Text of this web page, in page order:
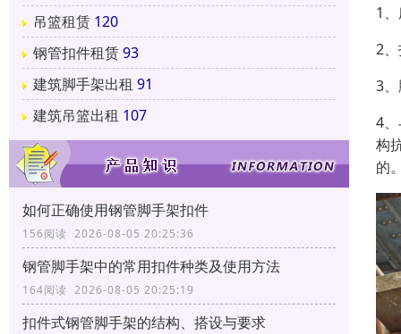
吊篮租赁 120
钢管扣件租赁93
建筑脚手架出租 91
建筑吊篮出租 107
如何正确使用钢管脚手架扣件
156阅读 2026-08-05 20:25:36
钢管脚手架中的常用扣件种类及使用方法
164阅读 2026-08-05 20:25:19
扣件式钢管脚手架的结构、搭设与要求
1
2
3
4
构
的